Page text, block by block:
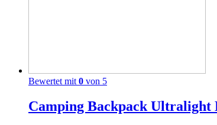
Bewertet mit 0 von 5
Camping Backpack Ultralight